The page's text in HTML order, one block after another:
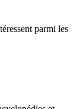
parmi les